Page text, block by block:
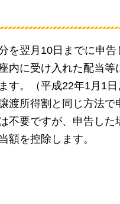
を翌月10日までに申告
内に受け入れた配当
す。（平成22年1月1
渡所得割と同じ方法で
不要ですが、申告した
額を控除します。